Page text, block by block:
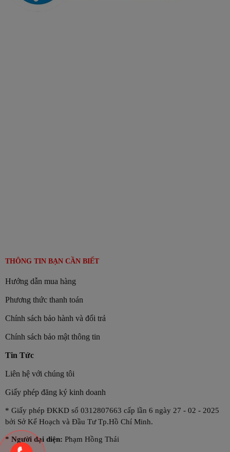
THÔNG TIN BẠN CẦN BIẾT
Hướng dẫn mua hàng
Phương thức thanh toán
Chính sách bảo hành và đổi trả
Chính sách bảo mật thông tin
Tin Tức
Liên hệ với chúng tôi
Giấy phép đăng ký kinh doanh
* Giấy phép ĐKKD số 0312807663 cấp lần 6 ngày 27 - 02 - 2025
bởi Sở Kế Hoạch và Đầu Tư Tp.Hồ Chí Minh.
* Người đại diện: Phạm Hồng Thái